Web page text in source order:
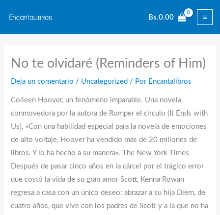
contenido
Bs.0.00
No te olvidaré (Reminders of Him)
Deja un comentario / Uncategorized / Por Encantalibros
Colleen Hoover, un fenómeno imparable. Una novela
conmovedora por la autora de Romper el círculo (It Ends with
Us). «Con una habilidad especial para la novela de emociones
de alto voltaje, Hoover ha vendido más de 20 millones de
libros. Y lo ha hecho a su manera». The New York Times
Después de pasar cinco años en la cárcel por el trágico error
que costó la vida de su gran amor Scott, Kenna Rowan
regresa a casa con un único deseo: abrazar a su hija Diem, de
cuatro años, que vive con los padres de Scott y a la que no ha